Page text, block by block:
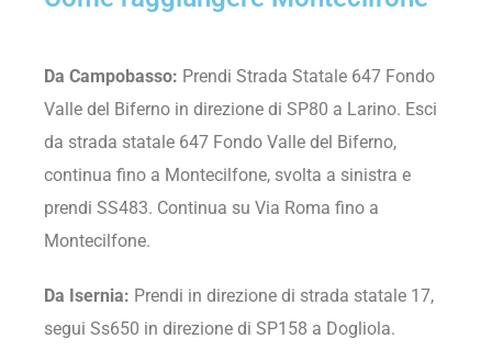
Da Campobasso: Prendi Strada Statale 647 Fondo
Valle del Biferno in direzione di SP80 a Larino. Esci
da strada statale 647 Fondo Valle del Biferno,
continua fino a Montecilfone, svolta a sinistra e
prendi SS483. Continua su Via Roma fino a
Montecilfone.
Da Isernia: Prendi in direzione di strada statale 17,
segui Ss650 in direzione di SP158 a Dogliola.